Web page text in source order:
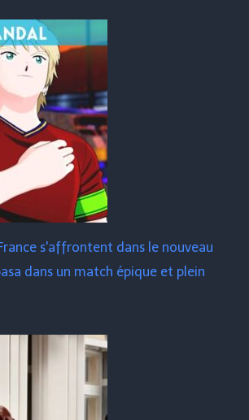
s'affrontent dans le nouveau
dans un match épique et plein